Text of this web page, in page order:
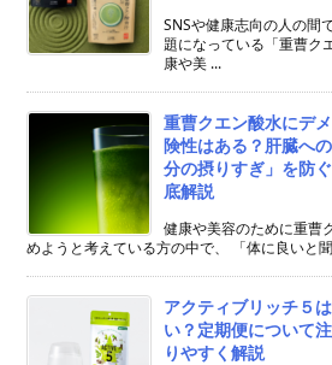
SNSや健康志向の人の間
題になっている「重曹ク
康や美 ...
重曹クエン酸水にデ
険性はある？肝臓へ
分の摂りすぎ」を防
底解説
健康や美容のために重曹
めようと考えている方の中で、 「体に良いと
アクティブリッチ５
い？定期便について
りやすく解説